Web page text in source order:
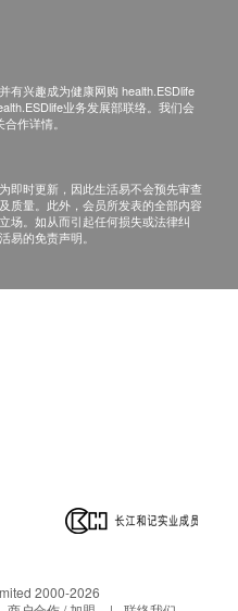
，有责任检查货品是否
，恕不接受退换。
退换之产品有任何残缺
受理。
作天内按下列方式联络
有兴趣成为健康网购 health.ESDlife
业务发展部联络。我们会
作详情。
即时更新，因此生活易不会预先审查
质量。此外，会员所发表的全部内容
场。如从而引起任何损失或法律纠
易的免责声明。
2000-2026